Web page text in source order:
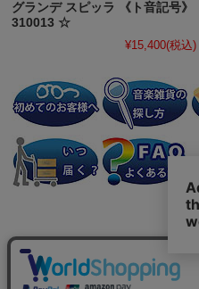
グランデ スピッラ 《ト音記号》
310013 ☆
¥15,400(税込)